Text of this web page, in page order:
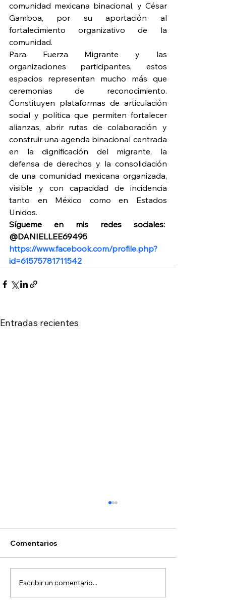
comunidad mexicana binacional, y César
Gamboa, por su aportación al
fortalecimiento organizativo de la
comunidad.
Para Fuerza Migrante y las
organizaciones participantes, estos
espacios representan mucho más que
ceremonias de reconocimiento.
Constituyen plataformas de articulación
social y política que permiten fortalecer
alianzas, abrir rutas de colaboración y
construir una agenda binacional centrada
en la dignificación del migrante, la
defensa de derechos y la consolidación
de una comunidad mexicana organizada,
visible y con capacidad de incidencia
tanto en México como en Estados
Unidos.
Sígueme en mis redes sociales:
https://www.facebook.com/profile.php?
id=61575781711542
Entradas recientes
Comentarios
Escribir un comentario...